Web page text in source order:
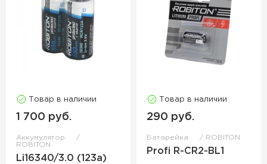
Товар в наличии
1 700 руб.
Аккумулятор
ROBITON
Li16340/3.0 (123a)
Товар в наличии
290 руб.
Батарейка ROBITON
Profi R-CR2-BL1